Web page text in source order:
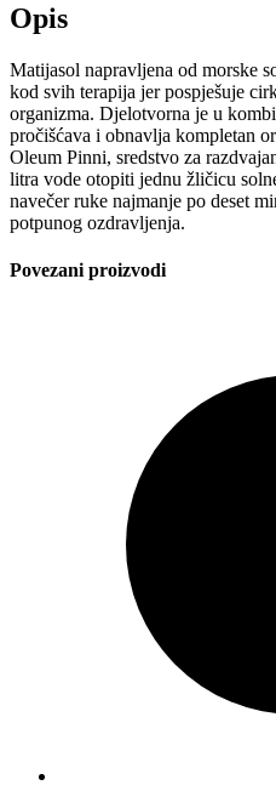
Opis
Matijasol napravljena od morske
kod svih terapija jer pospješuje
organizma. Djelotvorna je u
pročišćava i obnavlja kompletan
Oleum Pinni, sredstvo za
litra vode otopiti jednu žličicu
navečer ruke najmanje po deset
potpunog ozdravljenja.
Povezani proizvodi